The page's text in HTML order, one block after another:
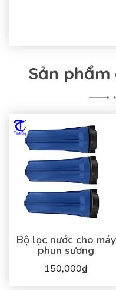
Sản phẩm
Bộ lọc nước cho máy
phun sương
150,000₫